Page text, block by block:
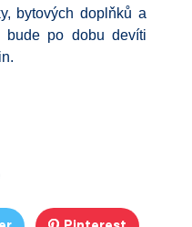
bytových doplňků a
bude po dobu devíti